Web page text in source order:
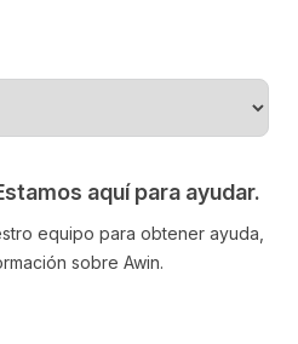
aquí para ayudar.
equipo para obtener ayuda,
sobre Awin.